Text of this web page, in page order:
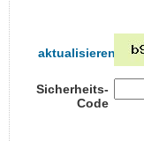
aktualisieren
Sicherheits-
Code